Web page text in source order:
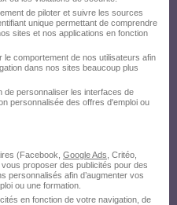
de piloter et suivre les sources
unique permettant de comprendre
sites et nos applications en fonction
le comportement de nos utilisateurs afin
dans nos sites beaucoup plus
de personnaliser les interfaces de
personnalisée des offres d'emploi ou
(Facebook, Google Ads , Critéo,
proposer des publicités pour des
personnalisés afin d’augmenter vos
ou une formation.
en fonction de votre navigation, de